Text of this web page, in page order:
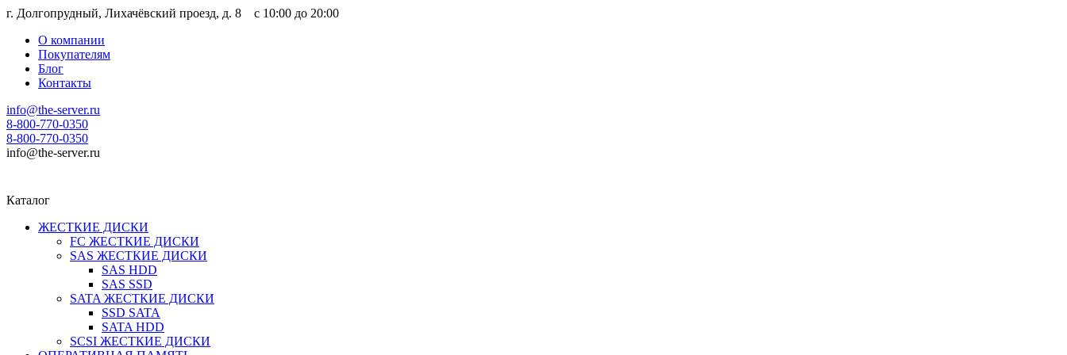
г. Долгопрудный, Лихачёвский проезд, д. 8 c 10:00 до 20:00
О компании
Покупателям
Блог
Контакты
info@the-server.ru
8-800-770-0350
8-800-770-0350
info@the-server.ru
Каталог
ЖЕСТКИЕ ДИСКИ
FC ЖЕСТКИЕ ДИСКИ
SAS ЖЕСТКИЕ ДИСКИ
SAS HDD
SAS SSD
SATA ЖЕСТКИЕ ДИСКИ
SSD SATA
SATA HDD
SCSI ЖЕСТКИЕ ДИСКИ